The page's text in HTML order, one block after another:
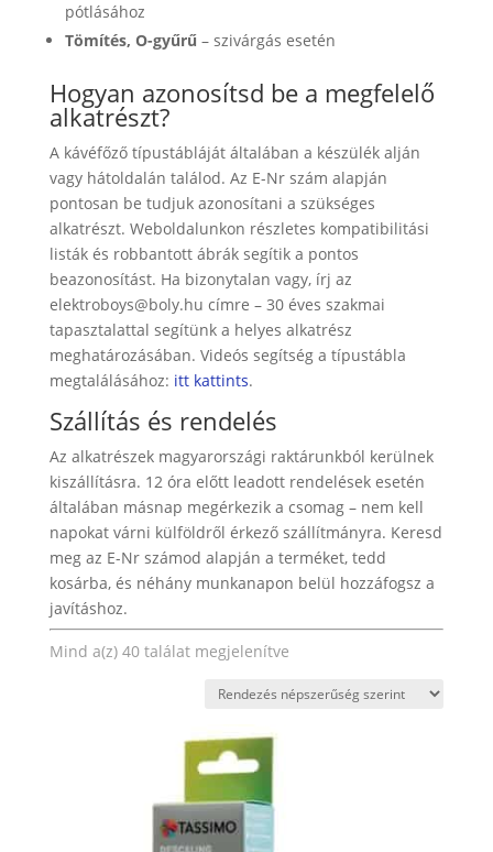
pótlásához
Tömítés, O-gyűrű– szivárgás esetén
Hogyan azonosítsd be a megfelelő
alkatrészt?
A kávéfőző típustábláját általában a készülék alján
vagy hátoldalán találod. Az E-Nr szám alapján
pontosan be tudjuk azonosítani a szükséges
alkatrészt. Weboldalunkon részletes kompatibilitási
listák és robbantott ábrák segítik a pontos
beazonosítást. Ha bizonytalan vagy, írj az
elektroboys@boly.hu címre – 30 éves szakmai
tapasztalattal segítünk a helyes alkatrész
meghatározásában. Videós segítség a típustábla
megtalálásához: itt kattints.
Szállítás és rendelés
Az alkatrészek magyarországi raktárunkból kerülnek
kiszállításra. 12 óra előtt leadott rendelések esetén
általában másnap megérkezik a csomag – nem kell
napokat várni külföldről érkező szállítmányra. Keresd
meg az E-Nr számod alapján a terméket, tedd
kosárba, és néhány munkanapon belül hozzáfogsz a
javításhoz.
Mind a(z) 40 találat megjelenítveSorted
popularity